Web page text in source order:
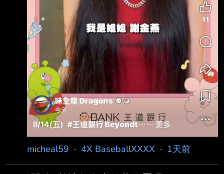
micheal59 · 4X BaseballXXXX · 1天前